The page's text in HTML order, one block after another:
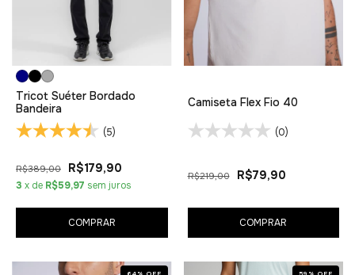
Tricot Suéter Bordado
Bandeira
(5)
R$389,00 R$179,90
3 x de R$59,97 sem juros
COMPRAR
Camiseta Flex Fio 40
(0)
R$219,00 R$79,90
COMPRAR